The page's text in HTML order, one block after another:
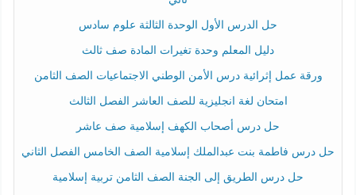
حل الدرس الأول الوحدة الثالثة علوم سادس
دليل المعلم وحدة تغيرات المادة صف ثالث
ورقة عمل إثرائية درس الأمن الوطني الاجتماعيات الصف الثامن
امتحان لغة انجليزية للصف العاشر الفصل الثالث
حل درس أصحاب الكهف إسلامية صف عاشر
حل درس فاطمة بنت عبدالملك إسلامية الصف الخامس الفصل الثاني
حل درس الطريق إلى الجنة الصف الثامن تربية إسلامية